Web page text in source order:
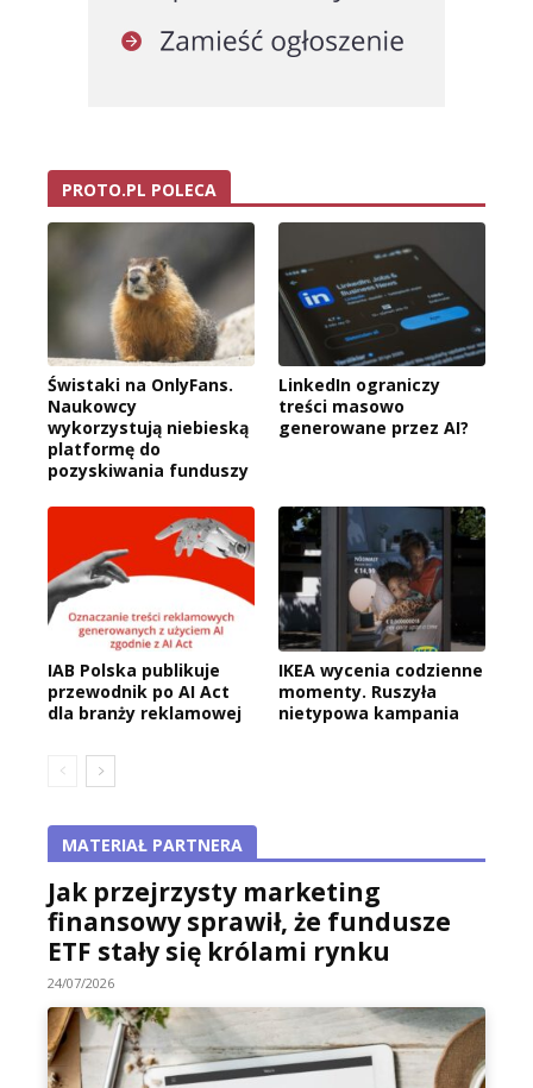
PROTO.PL POLECA
Świstaki na OnlyFans.
Naukowcy
wykorzystują niebieską
platformę do
pozyskiwania funduszy
LinkedIn ograniczy
treści masowo
generowane przez AI?
IAB Polska publikuje
przewodnik po AI Act
dla branży reklamowej
IKEA wycenia codzienne
momenty. Ruszyła
nietypowa kampania
MATERIAŁ PARTNERA
Jak przejrzysty marketing
finansowy sprawił, że fundusze
ETF stały się królami rynku
24/07/2026